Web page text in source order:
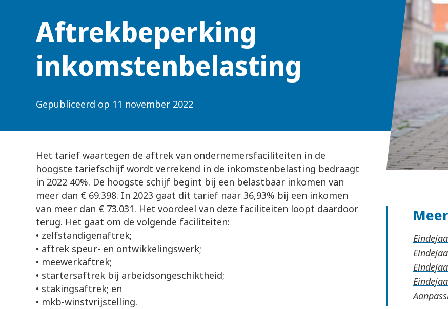
Aftrekbeperking
inkomstenbelasting
Gepubliceerd op 11 november 2022
Het tarief waartegen de aftrek van ondernemersfaciliteiten in de
hoogste tariefschijf wordt verrekend in de inkomstenbelasting bedraagt
in 2022 40%. De hoogste schijf begint bij een belastbaar inkomen van
meer dan € 69.398. In 2023 gaat dit tarief naar 36,93% bij een inkomen
van meer dan € 73.031. Het voordeel van deze faciliteiten loopt daardoor
terug. Het gaat om de volgende faciliteiten:
• zelfstandigenaftrek;
• aftrek speur- en ontwikkelingswerk;
• meewerkaftrek;
• startersaftrek bij arbeidsongeschiktheid;
• stakingsaftrek; en
• mkb-winstvrijstelling.